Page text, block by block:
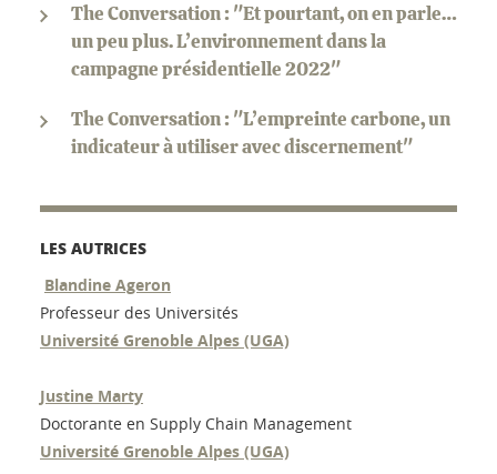
The Conversation : "Et pourtant, on en parle…
un peu plus. L’environnement dans la
campagne présidentielle 2022"
The Conversation : "L’empreinte carbone, un
indicateur à utiliser avec discernement"
LES AUTRICES
Blandine Ageron
Professeur des Universités
Université Grenoble Alpes (UGA)
Justine Marty
Doctorante en Supply Chain Management
Université Grenoble Alpes (UGA)